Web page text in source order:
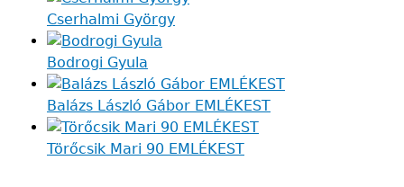
Cserhalmi György
Bodrogi Gyula
Balázs László Gábor EMLÉKEST
Törőcsik Mari 90 EMLÉKEST